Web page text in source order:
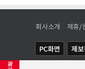
광
회사소개 제휴/
PC화면 제